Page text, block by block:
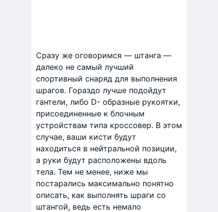
Сразу же оговоримся — штанга —
далеко не самый лучший
спортивный снаряд для выполнения
шрагов. Гораздо лучше подойдут
гантели, либо D- образные рукоятки,
присоединенные к блочным
устройствам типа кроссовер. В этом
случае, ваши кисти будут
находиться в нейтральной позиции,
а руки будут расположены вдоль
тела. Тем не менее, ниже мы
постарались максимально понятно
описать, как выполнять шраги со
штангой, ведь есть немало